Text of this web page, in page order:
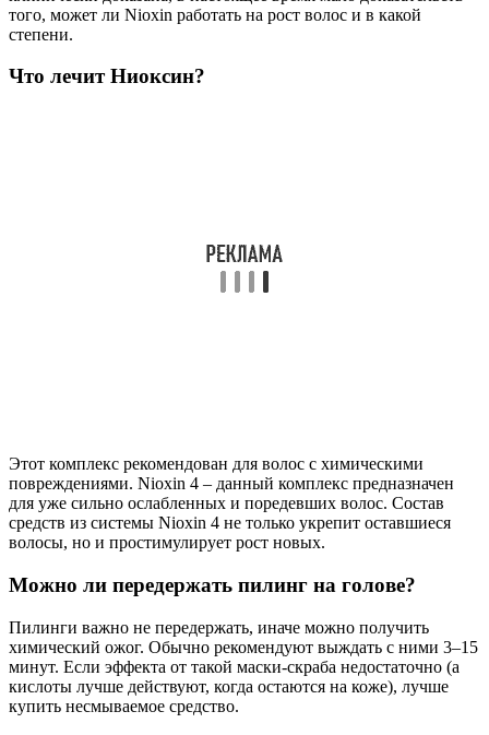
того, может ли Nioxin работать на рост волос и в какой
степени.
Что лечит Ниоксин?
Этот комплекс рекомендован для волос с химическими
повреждениями. Nioxin 4 – данный комплекс предназначен
для уже сильно ослабленных и поредевших волос. Состав
средств из системы Nioxin 4 не только укрепит оставшиеся
волосы, но и простимулирует рост новых.
Можно ли передержать пилинг на голове?
Пилинги важно не передержать, иначе можно получить
химический ожог. Обычно рекомендуют выждать с ними 3–15
минут. Если эффекта от такой маски-скраба недостаточно (а
кислоты лучше действуют, когда остаются на коже), лучше
купить несмываемое средство.